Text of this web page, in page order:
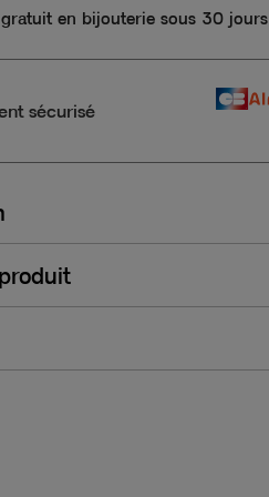
en bijouterie sous 30 jours
sécurisé